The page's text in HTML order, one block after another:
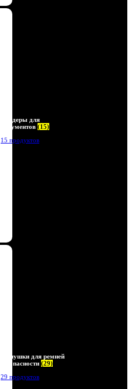
Холдеры для
документов (15)
15 продуктов
Заглушки для ремней
безопасности (29)
29 продуктов